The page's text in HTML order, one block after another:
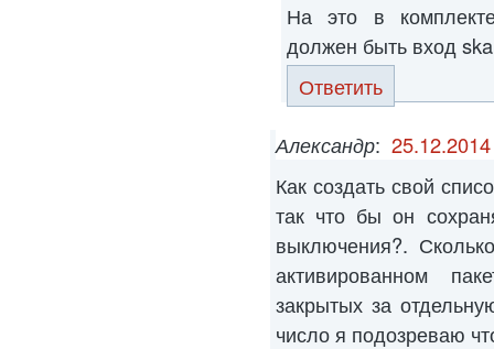
На это в
должен быть вход
Ответить
Александр:
Как создать свой
так что бы он
выключения?.
активированном
закрытых за
число я подозреваю